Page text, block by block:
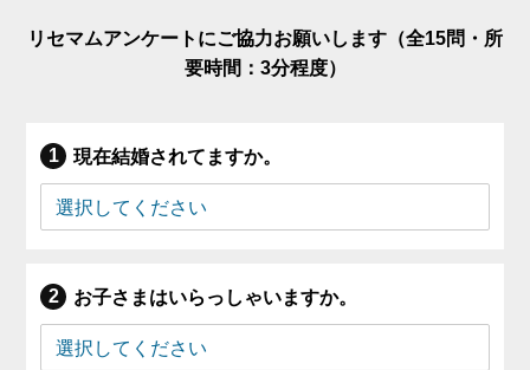
リセマムアンケートにご協力お願いします（全15問・所
要時間：3分程度）
現在結婚されてますか。
お子さまはいらっしゃいますか。